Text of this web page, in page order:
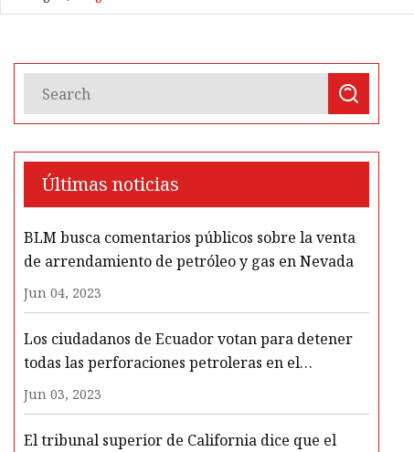
Últimas noticias
BLM busca comentarios públicos sobre la venta
de arrendamiento de petróleo y gas en Nevada
Jun 04, 2023
Los ciudadanos de Ecuador votan para detener
todas las perforaciones petroleras en el
Biodiverso Parque Nacional Amazónico
Jun 03, 2023
El tribunal superior de California dice que el